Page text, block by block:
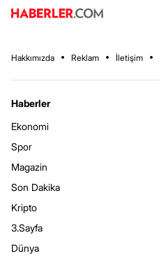
Hakkımızda Reklam İletişim
Haberler
Ekonomi
Spor
Magazin
Son Dakika
Kripto
3.Sayfa
Dünya